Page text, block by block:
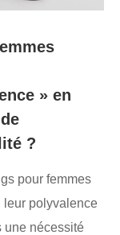
» en
?
pour femmes
leur polyvalence
une nécessité